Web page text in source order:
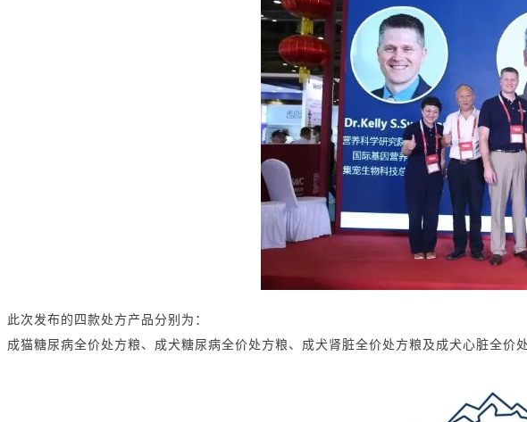
此次发布的四款处方产品分别为：
成猫糖尿病全价处方粮、成犬糖尿病全价处方粮、成犬肾脏全价处方粮及成犬心脏全价处